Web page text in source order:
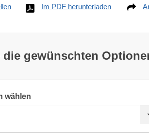
Im PDF herunterladen
die gewünschten
wählen